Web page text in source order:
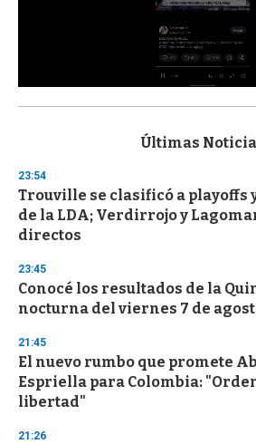
s
d
s
o
f
3
s
e
c
o
d
s
Últimas
23:54
Trouville se clasificó a playoffs
de la LDA; Verdirrojo y
directos
23:45
Conocé los resultados de la
nocturna del viernes 7 de
21:45
El nuevo rumbo que promete
Espriella para Colombia:
libertad"
21:26